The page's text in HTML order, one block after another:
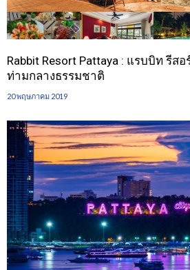
Rabbit Resort Pattaya : แรบบิท รี
ท่ามกลางธรรมชาติ
20 พฤษภาคม 2019